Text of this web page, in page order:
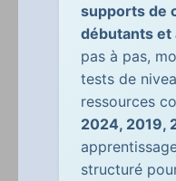
supports de
débutants et
pas à pas,
tests de
ressources
2024, 2019,
structuré